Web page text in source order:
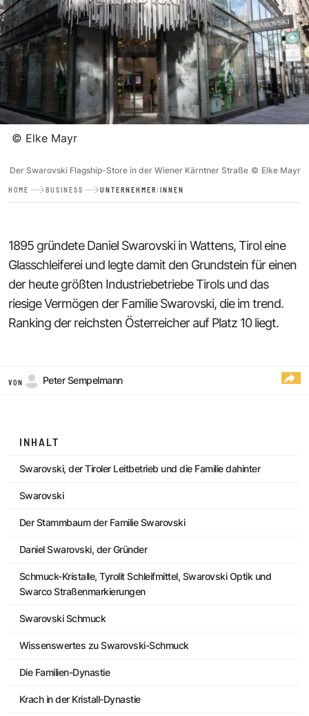
© Elke Mayr
Der Swarovski Flagship-Store in der Wiener Kärntner Straße © Elke Mayr
HOME BUSINESS UNTERNEHMER:INNEN
1895 gründete Daniel Swarovski in Wattens, Tirol eine
Glasschleiferei und legte damit den Grundstein für einen
der heute größten Industriebetriebe Tirols und das
riesige Vermögen der Familie Swarovski, die im trend.
Ranking der reichsten Österreicher auf Platz 10 liegt.
VON Peter Sempelmann
INHALT
Swarovski, der Tiroler Leitbetrieb und die Familie dahinter
Swarovski
Der Stammbaum der Familie Swarovski
Daniel Swarovski, der Gründer
Schmuck-Kristalle, Tyrolit Schleifmittel, Swarovski Optik und
Swarco Straßenmarkierungen
Swarovski Schmuck
Wissenswertes zu Swarovski-Schmuck
Die Familien-Dynastie
Krach in der Kristall-Dynastie